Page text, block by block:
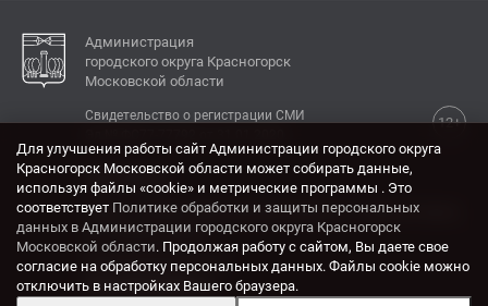
Администрация
городского округа Красногорск
Московской области
12+
Свидетельство о регистрации СМИ
КОНТАКТЫ
Адрес: 143404, Московская область, г. Красногорск,
ул. Ленина, дом 4.
Электронная почта:
krasrn@mosreg.ru
Для улучшения работы сайт Администрации городского округа
Красногорск Московской области может собирать данные,
используя файлы «cookie» и метрические программы . Это
соответствует Политике обработки и защиты персональных
данных в Администрации городского округа Красногорск
Московской области. Продолжая работу с сайтом, Вы даете свое
согласие на обработку персональных данных. Файлы cookie можно
отключить в настройках Вашего браузера.